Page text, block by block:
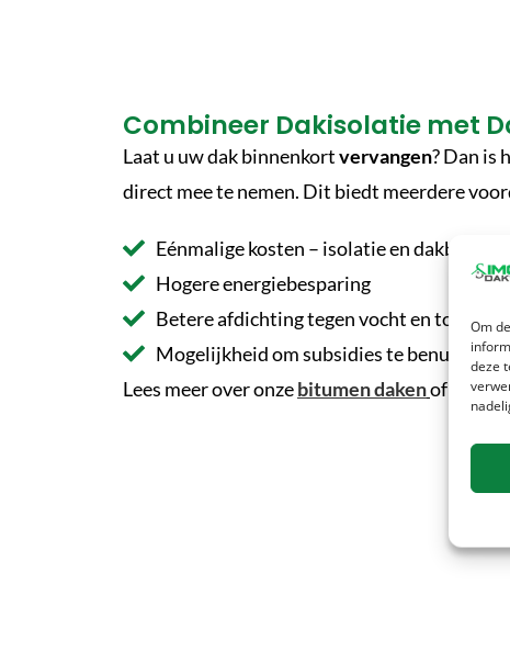
Om
deze
Combineer Dakisolatie met
Laat u uw dak binnenkortvervangen? Dan is
direct mee te nemen. Dit biedt meerdere
Eénmalige kosten – isolatie en
Hogere energiebesparing
Betere afdichting tegen vocht en tocht
Mogelijkheid om subsidies te benutten
Lees meer over onzebitumen dakenof